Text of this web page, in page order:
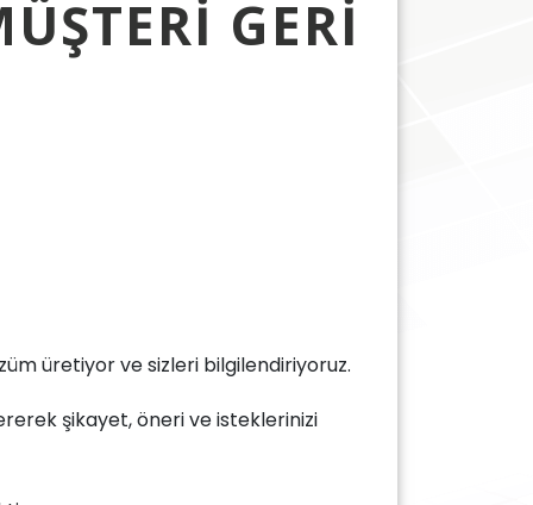
GERI
üretiyor ve sizleri bilgilendiriyoruz.
şikayet, öneri ve isteklerinizi